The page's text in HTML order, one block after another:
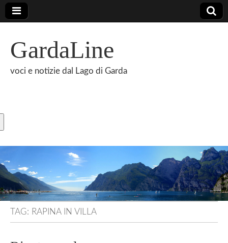
GardaLine
voci e notizie dal Lago di Garda
TAG: RAPINA IN VILLA